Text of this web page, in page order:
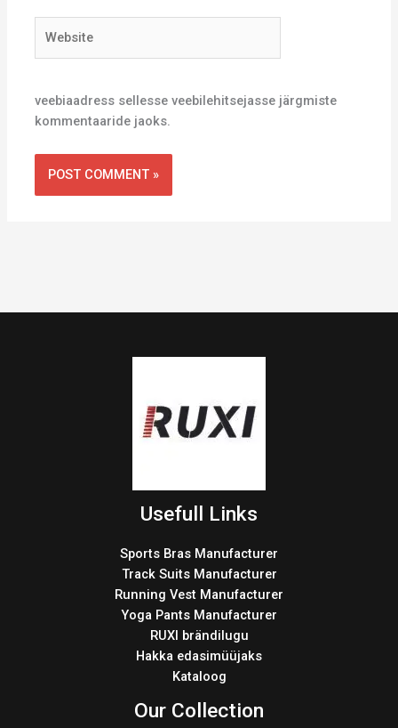
veebiaadress sellesse veebilehitsejasse järgmiste
kommentaaride jaoks.
Usefull Links
Sports Bras Manufacturer
Track Suits Manufacturer
Running Vest Manufacturer
Yoga Pants Manufacturer
RUXI brändilugu
Hakka edasimüüjaks
Kataloog
Our Collection